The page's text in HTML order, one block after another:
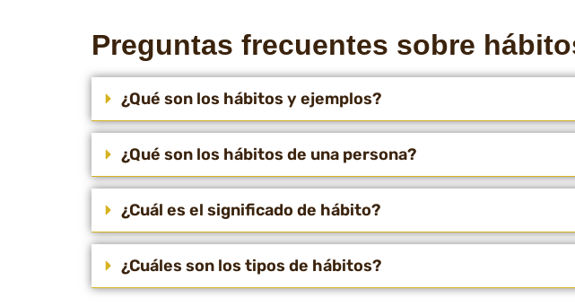
Preguntas frecuentes sobre
¿Qué son los hábitos y ejemplos?
¿Qué son los hábitos de una persona?
¿Cuál es el significado de hábito?
¿Cuáles son los tipos de hábitos?